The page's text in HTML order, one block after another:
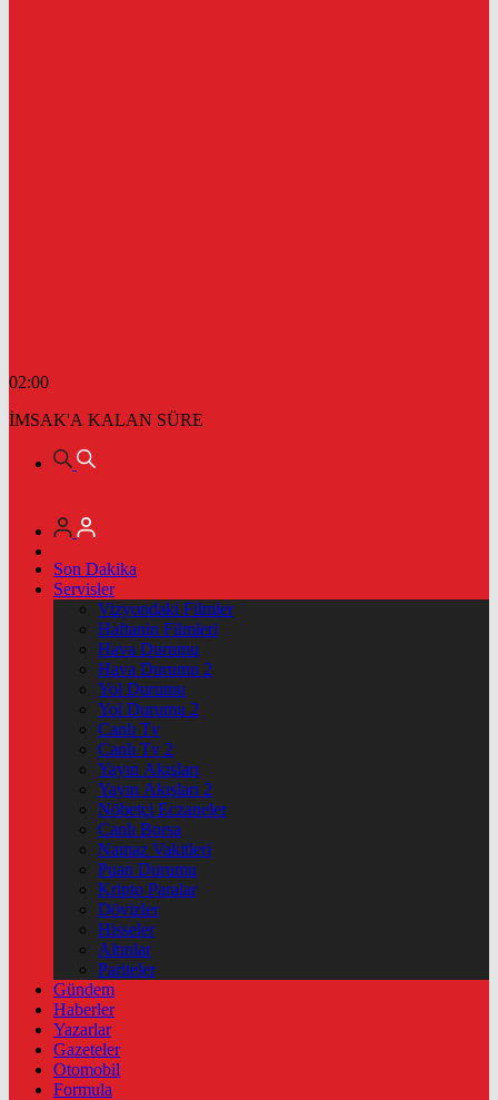
02:00
İMSAK'A KALAN SÜRE
Son Dakika
Servisler
Vizyondaki Filmler
Haftanin Filmleri
Hava Durumu
Hava Durumu 2
Yol Durumu
Yol Durumu 2
Canlı Tv
Canlı Tv 2
Yayın Akışları
Yayın Akışları 2
Nöbetçi Eczaneler
Canlı Borsa
Namaz Vakitleri
Puan Durumu
Kripto Paralar
Dövizler
Hisseler
Altınlar
Pariteler
Gündem
Haberler
Yazarlar
Gazeteler
Otomobil
Formula